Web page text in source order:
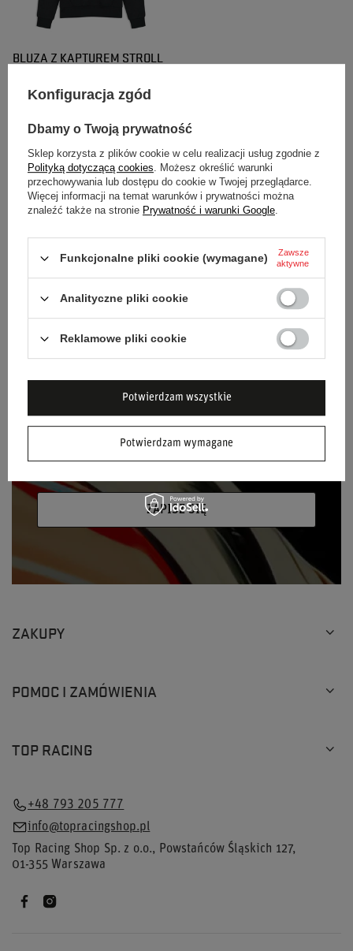
BLUZA Z KAPTUREM STROLL
F1 2026
NEWSLETTER
Bądź na bieżąco i zapisz się do naszego
newslettera!
Podaj swój adres e-mail
Wyrażam zgodę na przetwarzanie moich
danych osobowych (adres e-mail) na potrzeby
ZAPISZ SIĘ
ZAKUPY
POMOC I ZAMÓWIENIA
TOP RACING
+48 793 205 777
info@topracingshop.pl
Top Racing Shop Sp. z o.o., Powstańców Śląskich 127,
01-355Warszawa
Konfiguracja zgód
Dbamy o Twoją prywatność
Sklep korzysta z plików cookie w celu realizacji usług zgodnie z
Polityką dotyczącą cookies. Możesz określić warunki
przechowywania lub dostępu do cookie w Twojej przeglądarce.
Więcej informacji na temat warunków i prywatności można
znaleźć także na stronie Prywatność i warunki Google.
Funkcjonalne pliki cookie (wymagane)
Zawsze
aktywne
Analityczne pliki cookie
Reklamowe pliki cookie
Potwierdzam wymagane
Potwierdzam wszystkie